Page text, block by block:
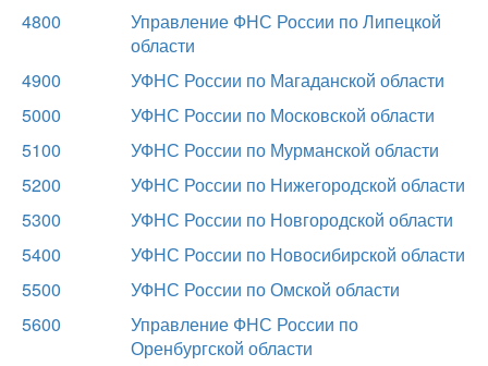
4800
Управление ФНС России по Липецкой
области
4900
УФНС России по Магаданской области
5000
УФНС России по Московской области
5100
УФНС России по Мурманской области
5200
УФНС России по Нижегородской области
5300
УФНС России по Новгородской области
5400
УФНС России по Новосибирской области
5500
УФНС России по Омской области
5600
Управление ФНС России по
Оренбургской области